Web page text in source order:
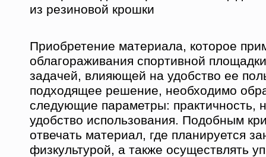
Приобретение материала, которое
облагораживания спортивной
задачей, влияющей на удобство ее
подходящее решение, необходимо
следующие параметры: практичность,
удобство использования. Подобным
отвечать материал, где планируется
физкультурой, а также осуществлять